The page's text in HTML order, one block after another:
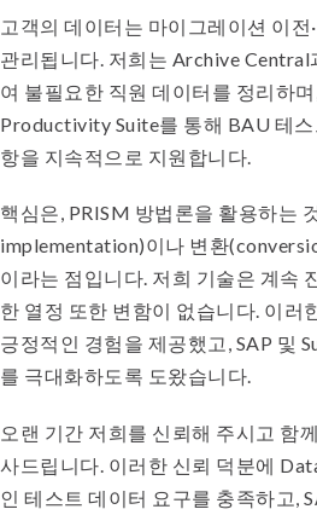
고객의 데이터는 마이그레이션 이전
관리됩니다. 저희는 Archive
여 불필요한 직원 데이터를 정리하
Productivity Suite를 통해 BAU 테
항을 지속적으로 지원합니다.
핵심은, PRISM 방법론을 활용하는
implementation)이나 변환
이라는 점입니다. 저희 기술은 계속
한 열정 또한 변함이 없습니다. 이러
긍정적인 경험을 제공했고, SAP 및
를 극대화하도록 도왔습니다.
오랜 기간 저희를 신뢰해 주시고 함
사드립니다. 이러한 신뢰 덕분에
인 테스트 데이터 요구를 충족하고,